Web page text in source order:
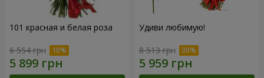
101 красная и белая роза
6 554 грн
Удиви любимую!
8 513 грн